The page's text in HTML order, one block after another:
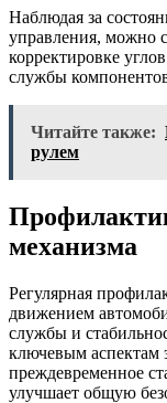
Наблюдая за
управления, можно
корректировке
службы
Читайте также:
рулем
механизма
Регулярная
движением
службы и
ключевым аспектам
преждевременное
улучшает общую